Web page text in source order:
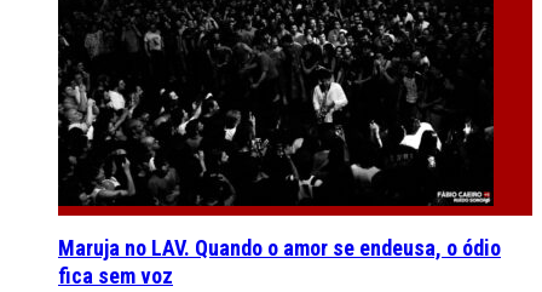
Maruja no LAV. Quando o amor se endeusa, o ódio
fica sem voz